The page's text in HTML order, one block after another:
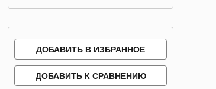
ДОБАВИТЬ В ИЗБРАННОЕ
ДОБАВИТЬ К СРАВНЕНИЮ